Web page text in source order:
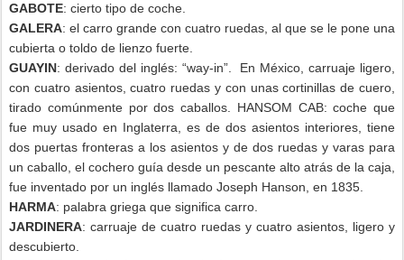
GABOTE: cierto tipo de coche.
GALERA: el carro grande con cuatro ruedas, al que se le pone una
cubierta o toldo de lienzo fuerte.
GUAYIN: derivado del inglés: “way-in”.
En México, carruaje ligero,
con cuatro asientos, cuatro ruedas y con unas cortinillas de cuero,
tirado comúnmente por dos caballos. HANSOM CAB: coche que
fue muy usado en Inglaterra, es de dos asientos interiores, tiene
dos puertas fronteras a los asientos y de dos ruedas y varas para
un caballo, el cochero guía desde un pescante alto atrás de la caja,
fue inventado por un inglés llamado Joseph Hanson, en 1835.
HARMA: palabra griega que significa carro.
JARDINERA: carruaje de cuatro ruedas y cuatro asientos, ligero y
descubierto.